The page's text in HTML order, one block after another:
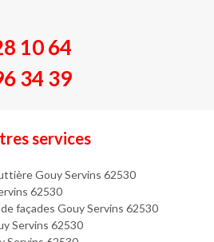
10 64
34 39
services
Gouy Servins 62530
62530
façades Gouy Servins 62530
Servins 62530